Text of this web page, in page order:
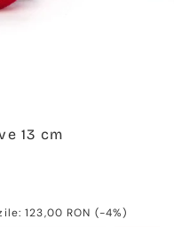
13 cm
123,00 RON (-4%)